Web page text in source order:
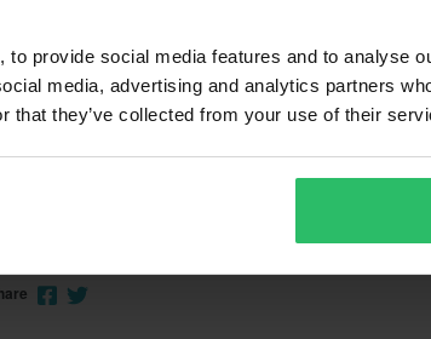
provide social media features and to analyse
media, advertising and analytics partners
that they’ve collected from your use of their
2025-08-05
M MATTHEW D.Verified Buyer
Solid kvalitet.
Solid kvalitet.